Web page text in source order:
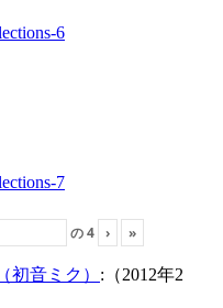
の4 › »
初音ミク） :（2012年2